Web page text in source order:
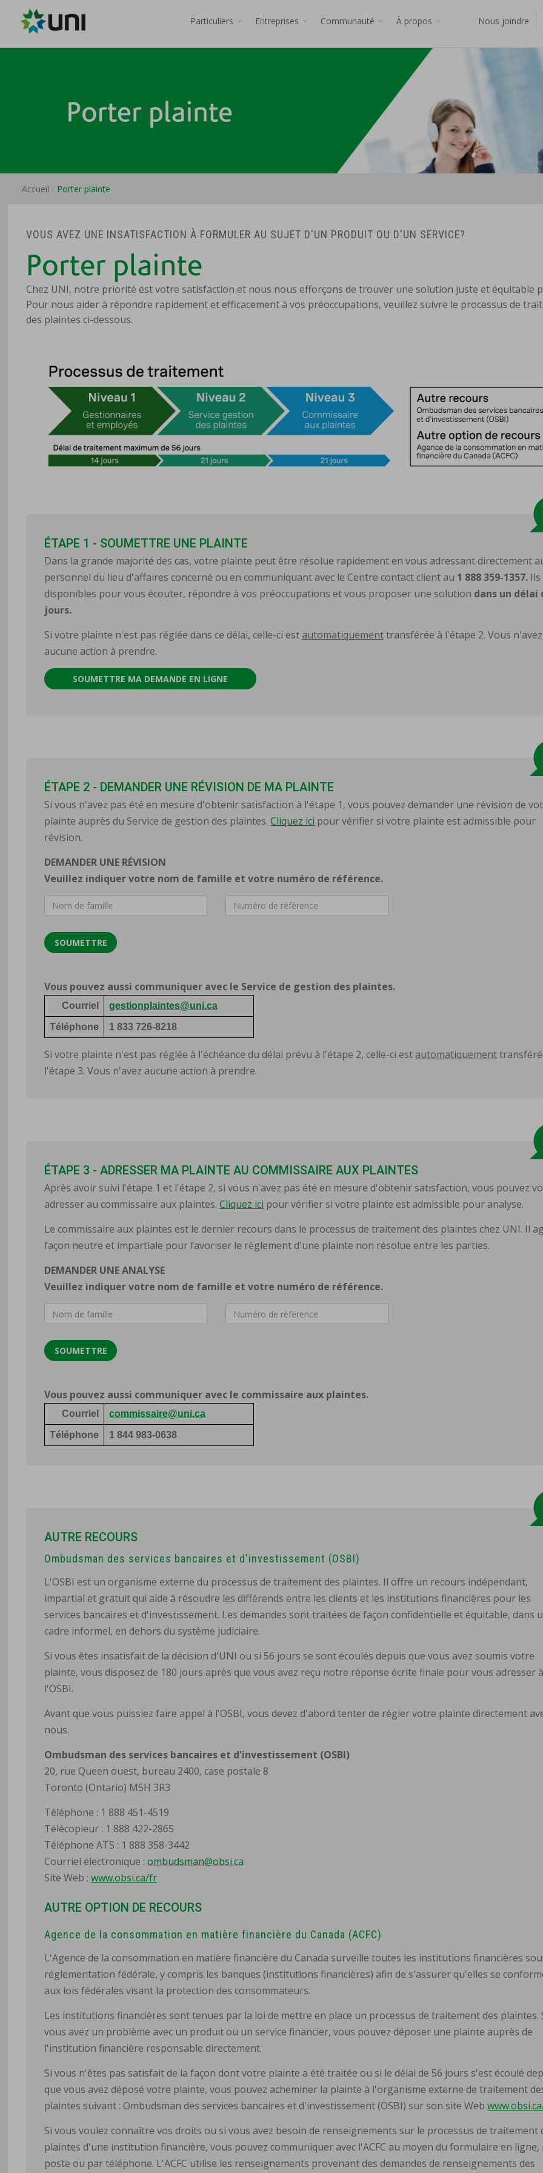
Particuliers Entreprises Communauté À propos Nous joindre
Accueil Porter plainte
VOUS AVEZ UNE INSATISFACTION À FORMULER AU SUJET D'UN PRODUIT OU D'UN SERVICE?
Porter plainte
Chez UNI, notre priorité est votre satisfaction et nous nous efforçons de trouver une solution juste et équitable
Pour nous aider à répondre rapidement et efficacement à vos préoccupations, veuillez suivre le processus de
des plaintes ci-dessous.
ÉTAPE 1 - SOUMETTRE UNE PLAINTE
Dans la grande majorité des cas, votre plainte peut être résolue rapidement en vous adressant directement
personnel du lieu d'affaires concerné ou en communiquant avec le Centre contact client au 1 888 359-1357.
disponibles pour vous écouter, répondre à vos préoccupations et vous proposer une solution dans un délai
jours.
Si votre plainte n'est pas réglée dans ce délai, celle-ci est automatiquementtransférée à l'étape 2. Vous n'avez
aucune action à prendre.
SOUMETTRE MA DEMANDE EN LIGNE
ÉTAPE 2 - DEMANDER UNE RÉVISION DE MA PLAINTE
Si vous n'avez pas été en mesure d'obtenir satisfaction à l'étape 1, vous pouvez demander une révision de
plainte auprès du Service de gestion des plaintes.Cliquez ici pour vérifier si votre plainte est admissible pour
révision.
DEMANDER UNE RÉVISION
Veuillez indiquer votre nom de famille et votre numéro de référence.
Nom
famille
Numéro
Vous pouvez aussi communiquer avec le Service de gestion des plaintes.
Courriel gestionplaintes@uni.ca
Téléphone 1 833 726-8218
Si votre plainte n'est pas réglée à l'échéance du délai prévu à l'étape 2, celle-ci est automatiquement
l'étape 3. Vous n'avez aucune action à prendre.
ÉTAPE 3 - ADRESSER MA PLAINTE AU COMMISSAIRE AUX PLAINTES
Après avoir suivi l'étape 1 et l'étape 2, si vous n'avez pas été en mesure d'obtenir satisfaction, vous pouvez
adresser au commissaire aux plaintes.Cliquez ici pour vérifier si votre plainte est admissible pour analyse.
Le commissaire aux plaintes est le dernier recours dans le processus de traitement des plaintes chez UNI. Il
façon neutre et impartiale pour favoriser le règlement d'une plainte non résolue entre les parties.
DEMANDER UNE ANALYSE
Veuillez indiquer votre nom de famille et votre numéro de référence.
Nom
famille
Numéro
Vous pouvez aussi communiquer avec le commissaire aux plaintes.
Courriel commissaire@uni.ca
Téléphone 1 844 983-0638
AUTRE RECOURS
Ombudsman des services bancaires et d'investissement (OSBI)
L'OSBI est un organisme externe du processus de traitement des plaintes. Il offre un recours indépendant,
impartial et gratuit qui aide à résoudre les différends entre les clients et les institutions financières pour les
services bancaires et d'investissement. Les demandes sont traitées de façon confidentielle et équitable, dans
cadre informel, en dehors du système judiciaire.
Si vous êtes insatisfait de la décision d'UNI ou si 56 jours se sont écoulés depuis que vous avez soumis votre
plainte, vous disposez de 180 jours après que vous avez reçu notre réponse écrite finale pour vous adresser
l'OSBI.
Avant que vous puissiez faire appel à l'OSBI, vous devez d'abord tenter de régler votre plainte directement
nous.
Ombudsman des services bancaires et d'investissement (OSBI)
20, rue Queen ouest, bureau 2400, case postale 8
Toronto (Ontario) M5H 3R3
Téléphone : 1 888 451-4519
Télécopieur : 1 888 422-2865
Téléphone ATS : 1 888 358-3442
Courriel électronique :ombudsman@obsi.ca
Site Web :www.obsi.ca/fr
AUTRE OPTION DE RECOURS
Agence de la consommation en matière financière du Canada (ACFC)
L'Agence de la consommation en matière financière du Canada surveille toutes les institutions financières
réglementation fédérale, y compris les banques (institutions financières) afin de s'assurer qu'elles se
aux lois fédérales visant la protection des consommateurs.
Les institutions financières sont tenues par la loi de mettre en place un processus de traitement des plaintes.
vous avez un problème avec un produit ou un service financier, vous pouvez déposer une plainte auprès de
l'institution financière responsable directement.
Si vous n'êtes pas satisfait de la façon dont votre plainte a été traitée ou si le délai de 56 jours s'est écoulé
que vous avez déposé votre plainte, vous pouvez acheminer la plainte à l'organisme externe de traitement
plaintes suivant : Ombudsman des services bancaires et d'investissement (OSBI) sur son site Web
Si vous voulez connaître vos droits ou si vous avez besoin de renseignements sur le processus de traitement
plaintes d'une institution financière, vous pouvez communiquer avec l'ACFC au moyen du formulaire en ligne,
poste ou par téléphone. L'ACFC utilise les renseignements provenant des demandes de renseignements des